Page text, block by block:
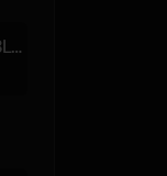
To Me From Me (Prod. TABLO)